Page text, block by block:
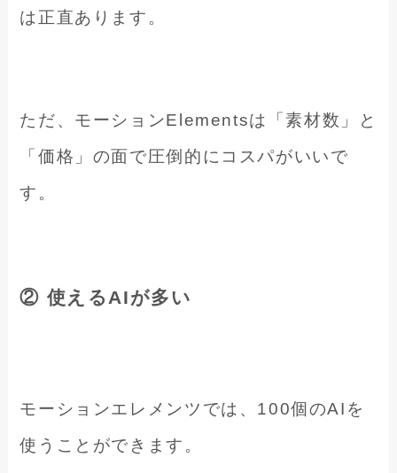
は正直あります。
ただ、モーションElementsは「素材数」と
「価格」の面で圧倒的にコスパがいいで
す。
② 使えるAIが多い
モーションエレメンツでは、100個のAIを
使うことができます。